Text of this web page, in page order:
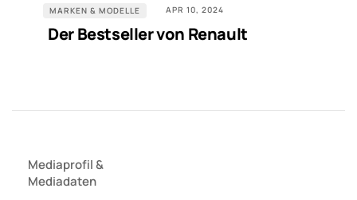
MARKEN & MODELLE APR 10, 2024
Der Bestseller von Renault
Mediaprofil&
Mediadaten